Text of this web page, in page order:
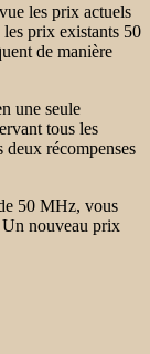
les prix actuels
prix existants 50
de manière
une seule
tous les
deux récompenses
50 MHz, vous
Un nouveau prix